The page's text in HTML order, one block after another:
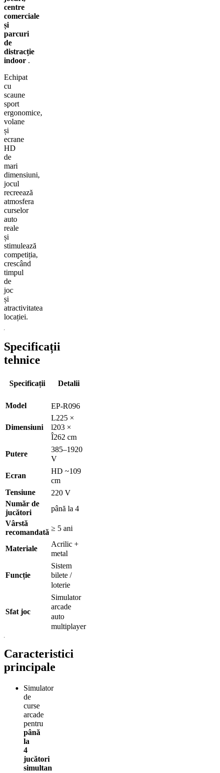
centre
comerciale
și
parcuri
de
distracție
indoor .
Echipat
cu
scaune
sport
ergonomice,
volane
și
ecrane
HD
de
mari
dimensiuni,
jocul
recreează
atmosfera
curselor
auto
reale
și
stimulează
competiția,
crescând
timpul
de
joc
și
atractivitatea
locației.
Specificații
tehnice
Specificații Detalii
Model EP-R096
Dimensiuni
L225 ×
l203 ×
Î262 cm
Putere
385–1920
V
Ecran
HD ~109
cm
Tensiune
220 V
Număr de
jucători
până la 4
Vârstă
recomandată ≥ 5 ani
Materiale
Acrilic +
metal
Funcție
Sistem
bilete /
loterie
Sfat joc
Simulator
arcade
auto
multiplayer
Caracteristici
principale
Simulator
de
curse
arcade
pentru
până
la
4
jucători
simultan